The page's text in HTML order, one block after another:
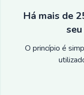
Há mais de
O princípio é